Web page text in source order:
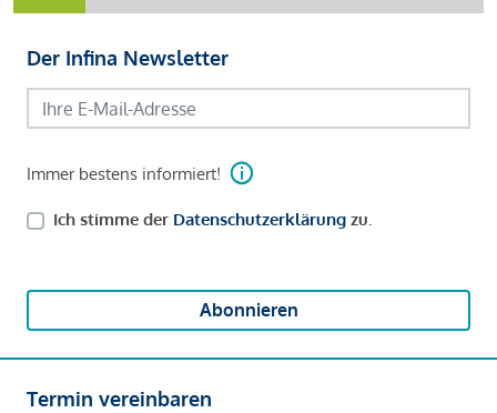
Der Infina Newsletter
Immer bestens informiert!
Ich stimme der Datenschutzerklärung zu.
Abonnieren
Termin vereinbaren